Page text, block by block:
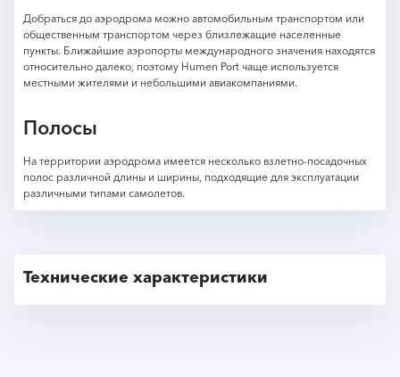
Добраться до аэродрома можно автомобильным транспортом или
общественным транспортом через близлежащие населенные
пункты. Ближайшие аэропорты международного значения находятся
относительно далеко, поэтому Humen Port чаще используется
местными жителями и небольшими авиакомпаниями.
Полосы
На территории аэродрома имеется несколько взлетно-посадочных
полос различной длины и ширины, подходящие для эксплуатации
различными типами самолетов.
Технические характеристики